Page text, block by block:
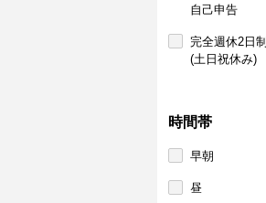
自己申告
完全週休2日制
(土日祝休み)
時間帯
早朝
昼